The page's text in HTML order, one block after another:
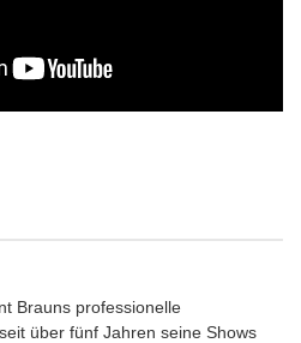
Brauns professionelle
über fünf Jahren seine Shows